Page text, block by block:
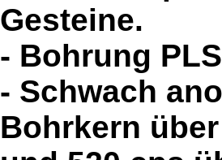
Gesteine.
- Bohrung
- Schwach
Bohrkern